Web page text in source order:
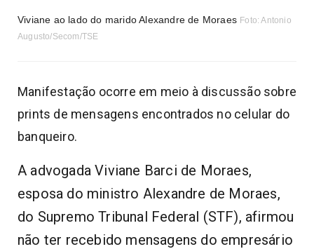
Viviane ao lado do marido Alexandre de Moraes Foto: Antonio
Augusto/Secom/TSE
Manifestação ocorre em meio à discussão sobre
prints de mensagens encontrados no celular do
banqueiro.
A advogada Viviane Barci de Moraes,
esposa do ministro Alexandre de Moraes,
do Supremo Tribunal Federal (STF), afirmou
não ter recebido mensagens do empresário